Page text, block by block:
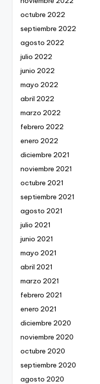
octubre 2022
septiembre 2022
agosto 2022
julio 2022
junio 2022
mayo 2022
abril 2022
marzo 2022
febrero 2022
enero 2022
diciembre 2021
noviembre 2021
octubre 2021
septiembre 2021
agosto 2021
julio 2021
junio 2021
mayo 2021
abril 2021
marzo 2021
febrero 2021
enero 2021
diciembre 2020
noviembre 2020
octubre 2020
septiembre 2020
agosto 2020